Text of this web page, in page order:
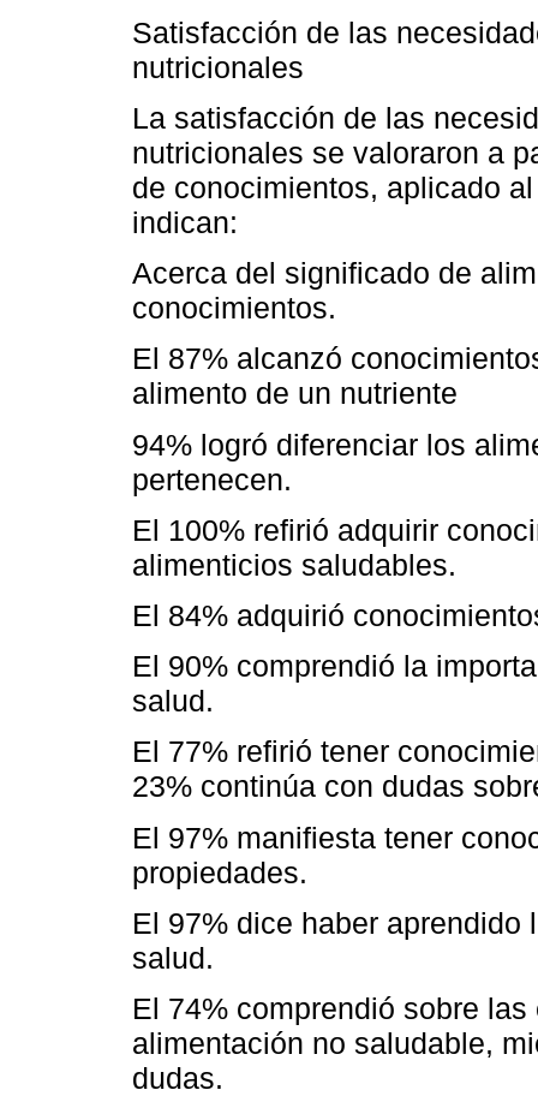
Satisfacción de las
nutricionales
La satisfacción de las
nutricionales se valoraron a
de conocimientos, aplicado
indican:
Acerca del significado de
conocimientos.
El 87% alcanzó
alimento de un nutriente
94% logró diferenciar los
pertenecen.
El 100% refirió adquirir
alimenticios saludables.
El 84% adquirió
El 90% comprendió la
salud.
El 77% refirió tener
23% continúa con dudas
El 97% manifiesta tener
propiedades.
El 97% dice haber
salud.
El 74% comprendió sobre
alimentación no saludable,
dudas.